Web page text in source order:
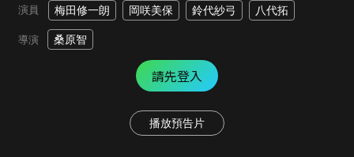
演員 梅田修一朗 岡咲美保 鈴代紗弓 八代拓
導演 桑原智
請先登入
播放預告片